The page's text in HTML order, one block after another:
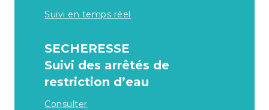
Suivi en temps réel
SECHERESSE
Suivi des arrêtés de
restriction d’eau
Consulter